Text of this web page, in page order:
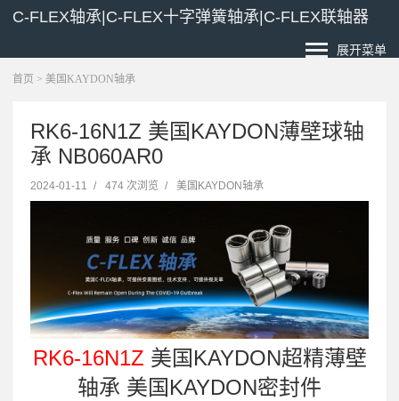
C-FLEX轴承|C-FLEX十字弹簧轴承|C-FLEX联轴器
展开菜单
首页 > 美国KAYDON轴承
RK6-16N1Z 美国KAYDON薄壁球轴
承 NB060AR0
2024-01-11 / 474 次浏览 / 美国KAYDON轴承
RK6-16N1Z 美国KAYDON超精薄壁
轴承 美国KAYDON密封件